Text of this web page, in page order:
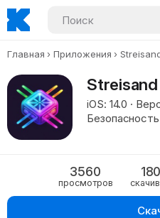
Главная Приложения
Streisand
iOS: 14.0 ·
3560
просмотров